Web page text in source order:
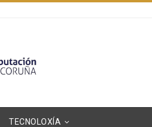
TECNOLOXÍA